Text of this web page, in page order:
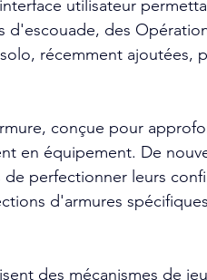
utilisateur
d'escouade, des
récemment ajoutées,
conçue pour
en équipement. De
perfectionner leurs
d'armures
des mécanismes de